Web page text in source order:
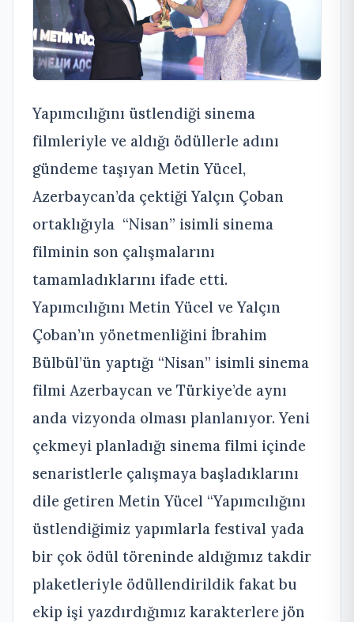
Yapımcılığını üstlendiği sinema
filmleriyle ve aldığı ödüllerle adını
gündeme taşıyan Metin Yücel,
Azerbaycan’da çektiği Yalçın Çoban
ortaklığıyla “Nisan” isimli sinema
filminin son çalışmalarını
tamamladıklarını ifade etti.
Yapımcılığını Metin Yücel ve Yalçın
Çoban’ın yönetmenliğini İbrahim
Bülbül’ün yaptığı “Nisan” isimli sinema
filmi Azerbaycan ve Türkiye’de aynı
anda vizyonda olması planlanıyor. Yeni
çekmeyi planladığı sinema filmi içinde
senaristlerle çalışmaya başladıklarını
dile getiren Metin Yücel “Yapımcılığını
üstlendiğimiz yapımlarla festival yada
bir çok ödül töreninde aldığımız takdir
plaketleriyle ödüllendirildik fakat bu
ekip işi yazdırdığımız karakterlere jön